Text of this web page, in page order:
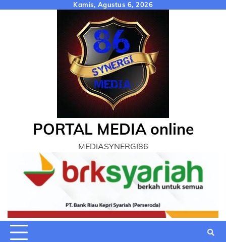
Kamis, Agustus 6, 2026
PORTAL MEDIA online
MEDIASYNERGI86